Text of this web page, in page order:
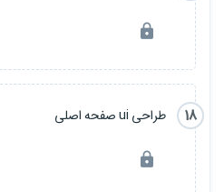
18 طراحی ui صفحه اصلی